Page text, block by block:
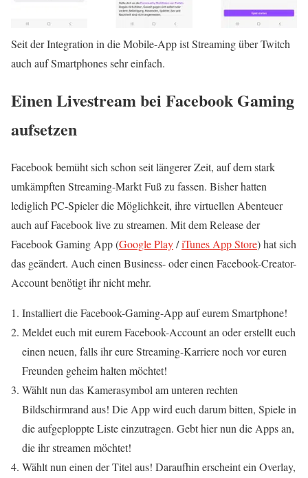
Seit der Integration in die Mobile-App ist Streaming über Twitch
auch auf Smartphones sehr einfach.
Einen Livestream bei Facebook Gaming
aufsetzen
Facebook bemüht sich schon seit längerer Zeit, auf dem stark
umkämpften Streaming-Markt Fuß zu fassen. Bisher hatten
lediglich PC-Spieler die Möglichkeit, ihre virtuellen Abenteuer
auch auf Facebook live zu streamen. Mit dem Release der
Facebook Gaming App (Google Play/iTunes App Store) hat sich
das geändert. Auch einen Business- oder einen Facebook-Creator-
Account benötigt ihr nicht mehr.
Installiert die Facebook-Gaming-App auf eurem Smartphone!
Meldet euch mit eurem Facebook-Account an oder erstellt euch
einen neuen, falls ihr eure Streaming-Karriere noch vor euren
Freunden geheim halten möchtet!
Wählt nun das Kamerasymbol am unteren rechten
Bildschirmrand aus! Die App wird euch darum bitten, Spiele in
die aufgeploppte Liste einzutragen. Gebt hier nun die Apps an,
die ihr streamen möchtet!
Wählt nun einen der Titel aus! Daraufhin erscheint ein Overlay,